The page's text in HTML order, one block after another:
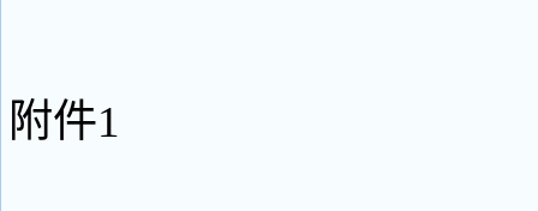
附件1